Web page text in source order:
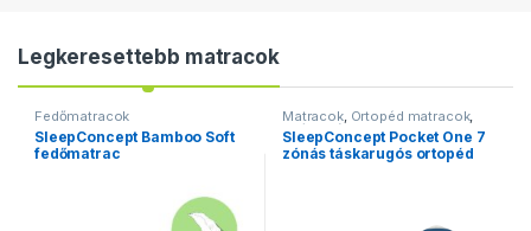
Legkeresettebb matracok
Fedőmatracok
SleepConcept Bamboo Soft
fedőmatrac
Matracok, Ortopéd matracok,
Zsákrugós matracok
SleepConcept Pocket One 7
zónás táskarugós ortopéd